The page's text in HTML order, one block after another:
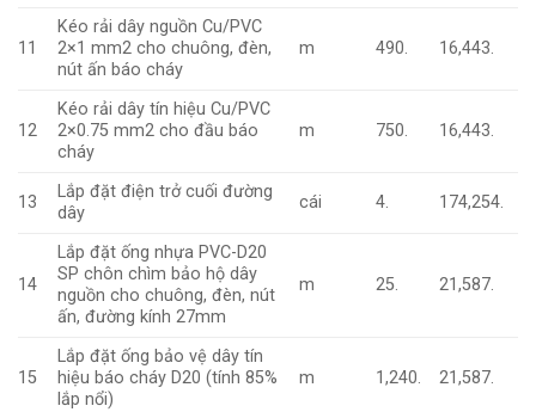
11
Kéo rải dây nguồn Cu/PVC
2×1 mm2 cho chuông, đèn,
nút ấn báo cháy
m 490. 16,443.
12
Kéo rải dây tín hiệu Cu/PVC
2×0.75 mm2 cho đầu báo
cháy
m 750. 16,443.
13
Lắp đặt điện trở cuối đường
dây
cái 4. 174,254.
14
Lắp đặt ống nhựa PVC-D20
SP chôn chìm bảo hộ dây
nguồn cho chuông, đèn, nút
ấn, đường kính 27mm
m 25. 21,587.
15
Lắp đặt ống bảo vệ dây tín
hiệu báo cháy D20 (tính 85%
lắp nổi)
m 1,240. 21,587.